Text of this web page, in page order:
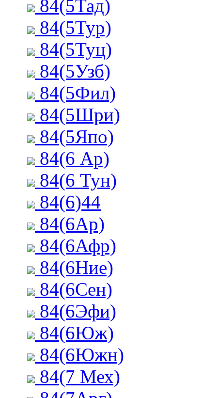
84(5Тад)
84(5Тур)
84(5Туц)
84(5Узб)
84(5Фил)
84(5Шри)
84(5Япо)
84(6 Ар)
84(6 Тун)
84(6)44
84(6Ар)
84(6Афр)
84(6Ние)
84(6Сен)
84(6Эфи)
84(6Юж)
84(6Южн)
84(7 Мех)